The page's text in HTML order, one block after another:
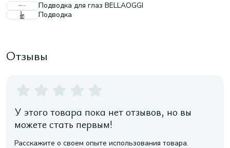
Подводка для глаз BELLAOGGI
Подводка
Отзывы
У этого товара пока нет отзывов, но вы
можете стать первым!
Расскажите о своем опыте использования товара.